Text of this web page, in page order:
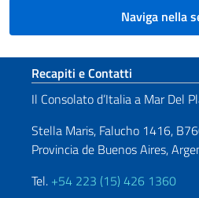
Naviga nella
Sezione footer
Recapiti e Contatti
Il Consolato d’Italia a Mar Del
Stella Maris, Falucho 1416,
Provincia de Buenos Aires,
Tel. +54 223 (15) 426 1360